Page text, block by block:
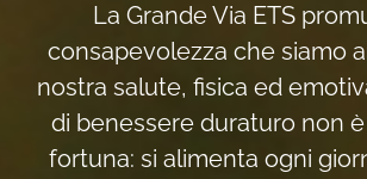
La Grande Via ETS
consapevolezza che siamo
nostra salute, fisica ed
di benessere duraturo non
fortuna: si alimenta ogni